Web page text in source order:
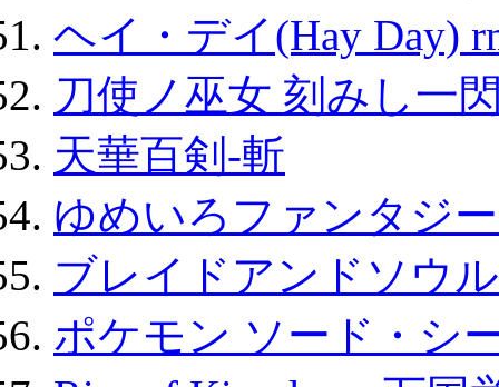
ヘイ・デイ(Hay Day)
刀使ノ巫女 刻みし一
天華百剣-斬
ゆめいろファンタジ
ブレイドアンドソウ
ポケモン ソード・シ